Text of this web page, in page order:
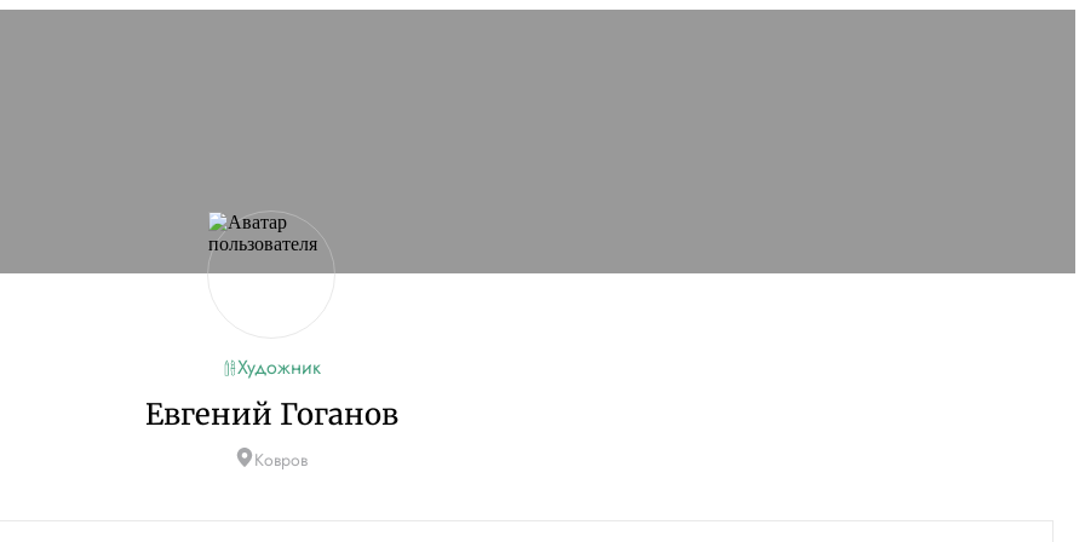
Художник
Евгений Гоганов
Ковров